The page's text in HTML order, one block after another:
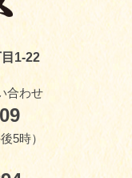
1-22
合わせ
5時）